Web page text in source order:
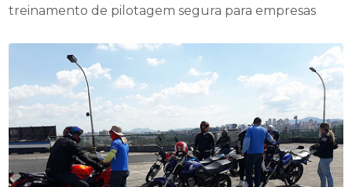
treinamento de pilotagem segura para empresas